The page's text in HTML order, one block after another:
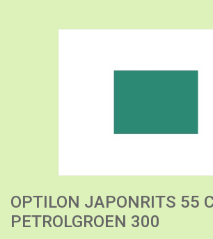
OPTILON JAPONRITS 55
PETROLGROEN 300